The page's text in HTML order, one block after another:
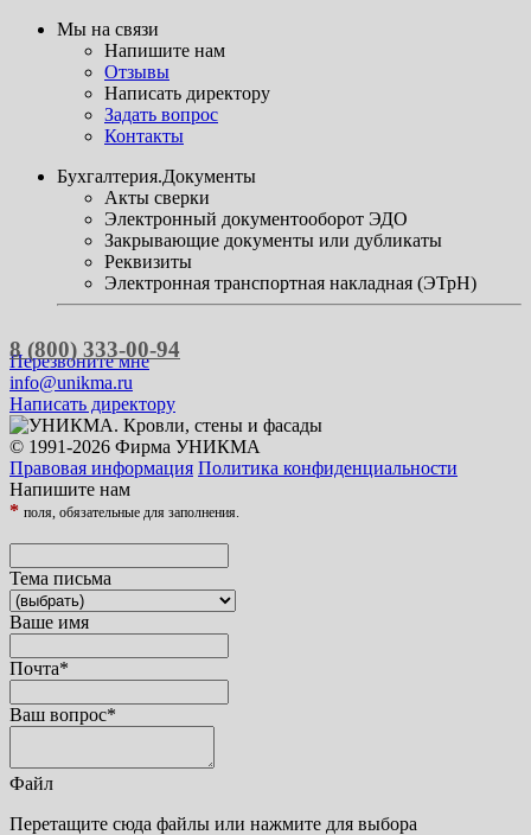
Мы на связи
Напишите нам
Отзывы
Написать директору
Задать вопрос
Контакты
Бухгалтерия.Документы
Акты сверки
Электронный документооборот ЭДО
Закрывающие документы или дубликаты
Реквизиты
Электронная транспортная накладная (ЭТрН)
8 (800) 333-00-94
Перезвоните мне
info@unikma.ru
Написать директору
© 1991-2026 Фирма УНИКМА
Правовая информация Политика конфиденциальности
Напишите нам
* поля, обязательные для заполнения.
Тема письма
Ваше имя
Почта*
Ваш вопрос*
Файл
Перетащите сюда файлы или нажмите для выбора